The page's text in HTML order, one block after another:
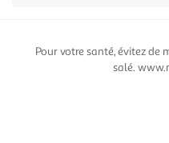
Pour votre santé, évitez de
salé.